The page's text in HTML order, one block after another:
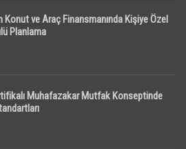
Konut ve Araç Finansmanında Kişiye Özel
Planlama
Muhafazakar Mutfak Konseptinde